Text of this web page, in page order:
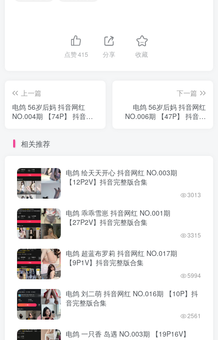
点赞415 分享 收藏
上一篇
电鸽 56岁后妈 抖音网红
NO.004期 【74P】 抖音完
下一篇
电鸽 56岁后妈 抖音网红
NO.006期 【47P】 抖音完
相关推荐
电鸽 绘天天开心 抖音网红 NO.003期
【12P2V】抖音完整版合集
3013
电鸽 乖乖雪崽 抖音网红 NO.001期
【27P2V】抖音完整版合集
3315
电鸽 超蓝布罗莉 抖音网红 NO.017期
【9P1V】抖音完整版合集
5994
电鸽 刘二萌 抖音网红 NO.016期 【10P】抖
音完整版合集
2561
电鸽 一只香 岛遇 NO.003期 【19P16V】